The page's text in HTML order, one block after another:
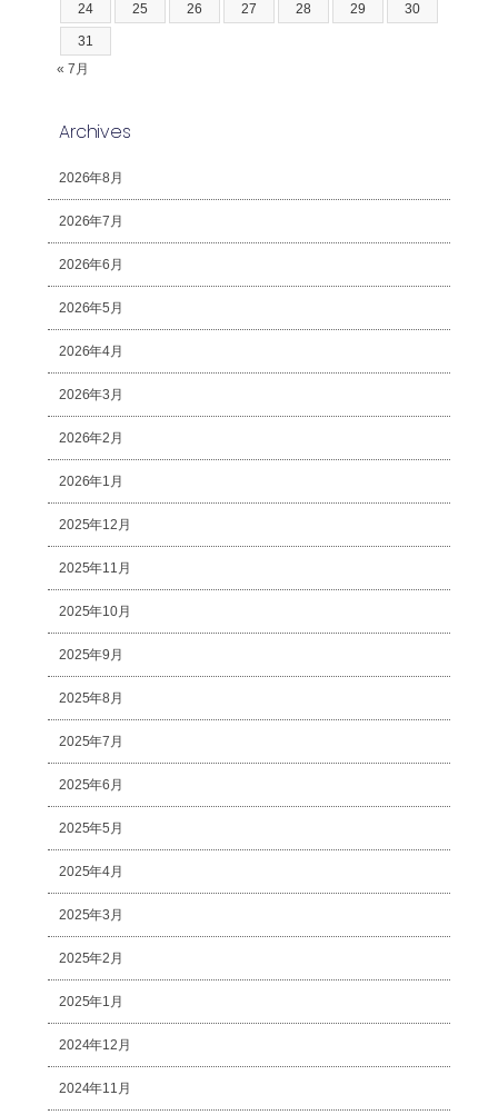
24 25 26 27 28 29 30
31
« 7月
Archives
2026年8月
2026年7月
2026年6月
2026年5月
2026年4月
2026年3月
2026年2月
2026年1月
2025年12月
2025年11月
2025年10月
2025年9月
2025年8月
2025年7月
2025年6月
2025年5月
2025年4月
2025年3月
2025年2月
2025年1月
2024年12月
2024年11月